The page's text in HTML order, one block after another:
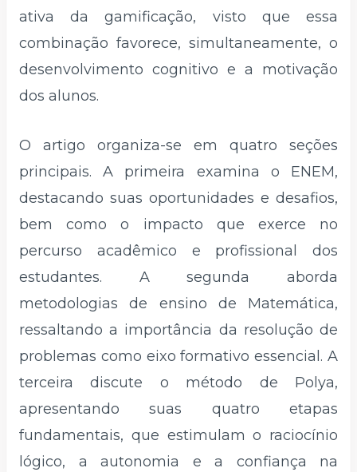
ativa da gamificação, visto que essa
combinação favorece, simultaneamente, o
desenvolvimento cognitivo e a motivação
dos alunos.
O artigo organiza-se em quatro seções
principais. A primeira examina o ENEM,
destacando suas oportunidades e desafios,
bem como o impacto que exerce no
percurso acadêmico e profissional dos
estudantes. A segunda aborda
metodologias de ensino de Matemática,
ressaltando a importância da resolução de
problemas como eixo formativo essencial. A
terceira discute o método de Polya,
apresentando suas quatro etapas
fundamentais, que estimulam o raciocínio
lógico, a autonomia e a confiança na